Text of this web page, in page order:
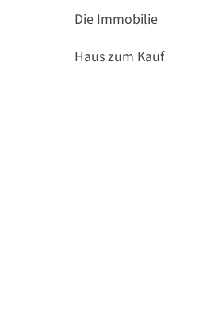
Die Immobilie
Haus zum Kauf